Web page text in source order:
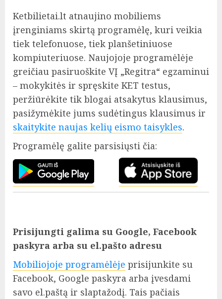
Ketbilietai.lt atnaujino mobiliems
įrenginiams skirtą programėlę, kuri veikia
tiek telefonuose, tiek planšetiniuose
kompiuteriuose. Naujojoje programėlėje
greičiau pasiruoškite VĮ „Regitra“ egzaminui
– mokykitės ir spręskite KET testus,
peržiūrėkite tik blogai atsakytus klausimus,
pasižymėkite jums sudėtingus klausimus ir
skaitykite naujas kelių eismo taisykles.
Programėlę galite parsisiųsti čia:
Prisijungti galima su Google, Facebook
paskyra arba su el.pašto adresu
Mobiliojoje programėlėje prisijunkite su
Facebook, Google paskyra arba įvesdami
savo el.paštą ir slaptažodį. Tais pačiais